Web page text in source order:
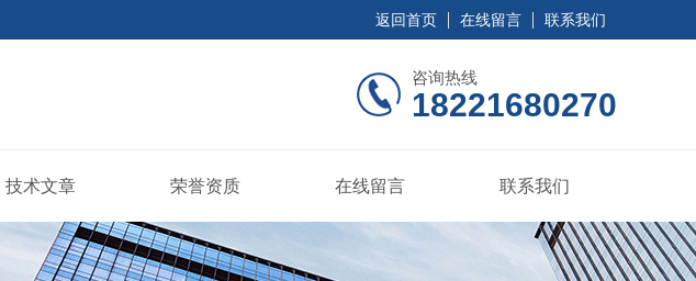
返回首页 在线留言 联系我们
咨询热线
18221680270
技术文章 荣誉资质 在线留言 联系我们